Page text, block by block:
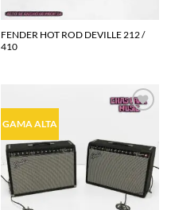
FENDER HOT ROD DEVILLE 212 /
410
GAMA ALTA
lista de
deseos